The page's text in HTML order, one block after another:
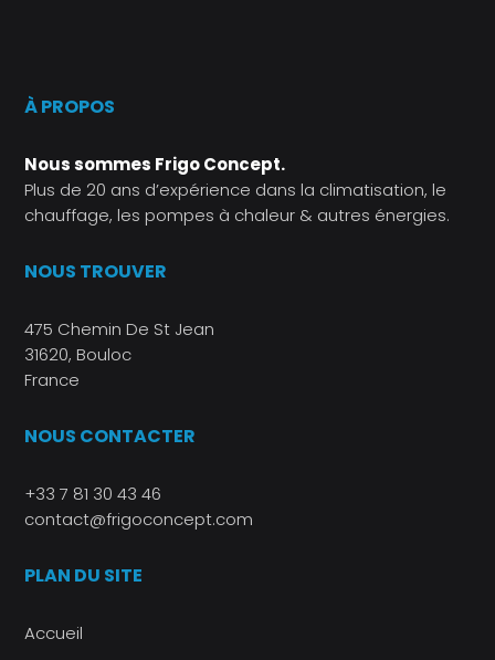
À PROPOS
Nous sommes Frigo Concept.
Plus de 20 ans d’expérience dans la climatisation, le
chauffage, les pompes à chaleur & autres énergies.
NOUS TROUVER
475 Chemin De St Jean
31620, Bouloc
France
NOUS CONTACTER
+33 7 81 30 43 46
contact@frigoconcept.com
PLAN DU SITE
Accueil